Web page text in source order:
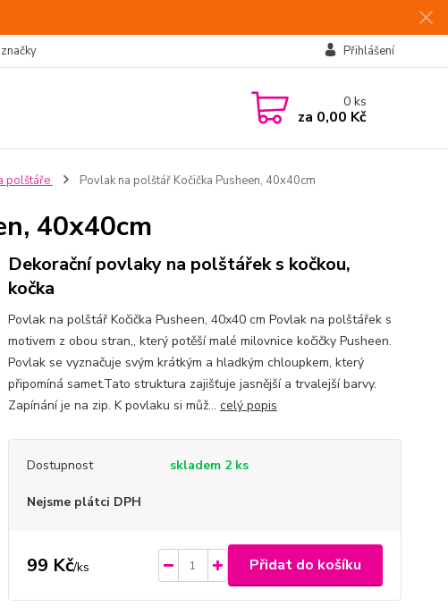
Přihlášení
0ks
za 0,00 Kč
polštáře Povlak na polštář Kočička Pusheen, 40x40cm
40x40cm
Dekorační povlaky na polštářek s kočkou,
kočka
Povlak na polštář Kočička Pusheen, 40x40 cm Povlak na polštářek s
motivem z obou stran,, který potěší malé milovnice kočičky Pusheen.
Povlak se vyznačuje svým krátkým a hladkým chloupkem, který
připomíná samet.Tato struktura zajišťuje jasnější a trvalejší barvy.
Zapínání je na zip. K povlaku si můž... celý popis
Dostupnost skladem 2 ks
Nejsme plátci DPH
99 Kč/ks Přidat do košíku